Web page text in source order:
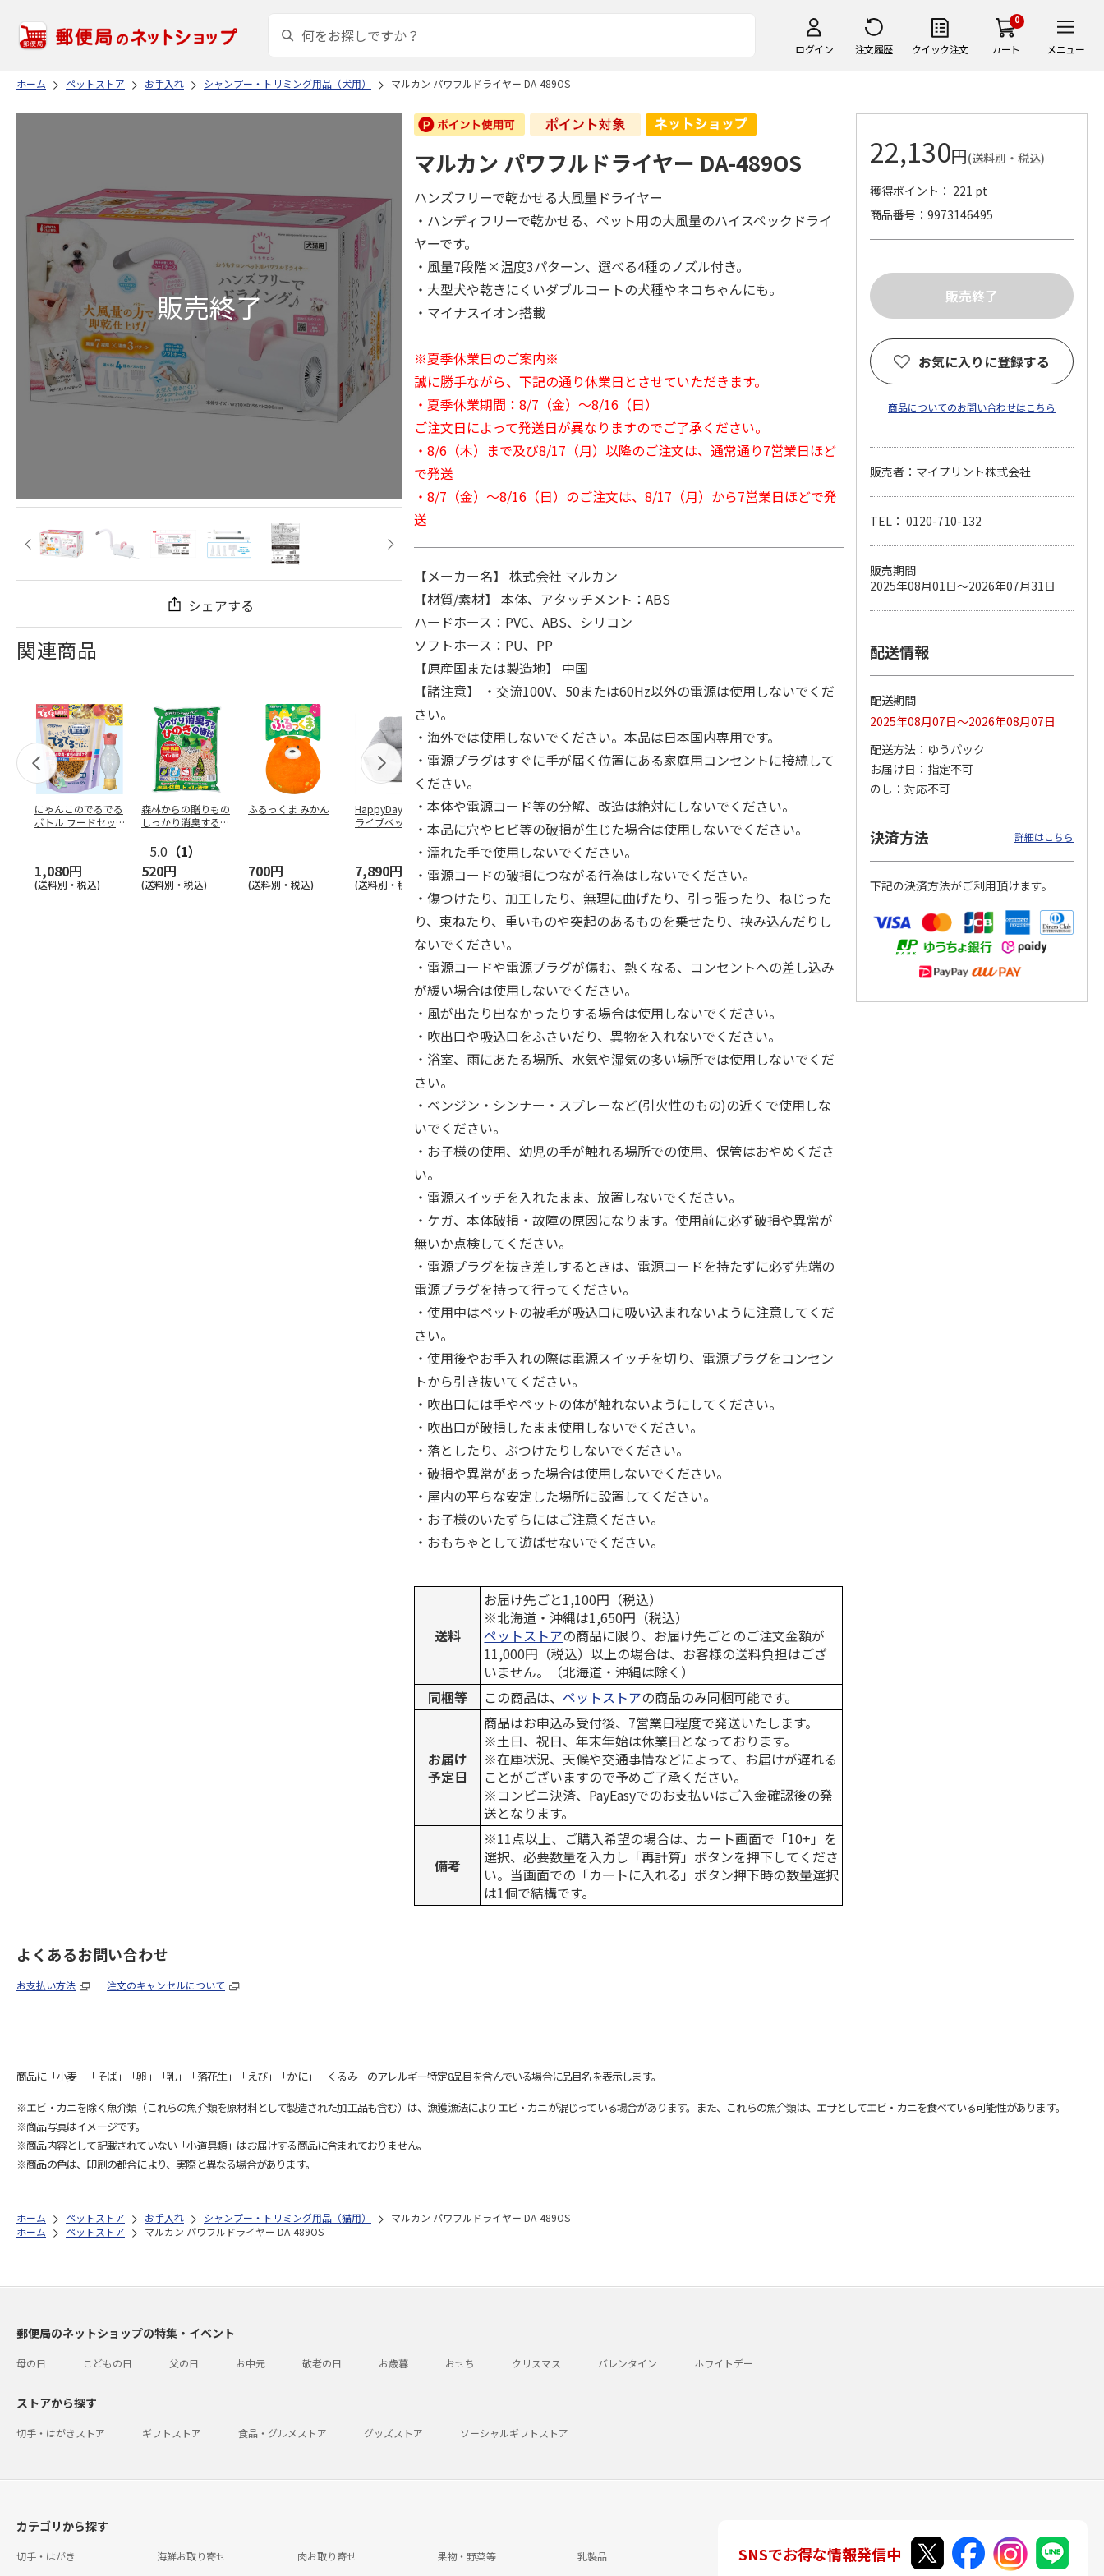
ログイン 注文履歴 クイック注文
0
カート メニュー
ホーム ペットストア お手入れ シャンプー・トリミング用品（犬用） マルカン パワフルドライヤー DA-489OS
シェアする
関連商品
にゃんこのでるでる
ボトル フードセッ
1,080円
(送料別・税込)
森林からの贈りもの
しっかり消臭するひ
5.0 （1）
520円
(送料別・税込)
ふるっくま みかん
700円
(送料別・税込)
HappyDays 2wayド
ライブベッド グレ
7,890円
(送料別・税込)
獣医師開発 ニオイ
をとる砂専用 猫ト
イレ ナチュラルグ
レー
1,550円
(送料別・税込)
デオトイレ 飛び散
らない消臭・抗菌サ
ンド 4L
1,320円
(送料別・税込)
無添加良品 カムカ
ムデンタルコーン
ぐるぐるボーン型 S
470円
(送料別・税込)
銀のスプーン パウ
チ 健康に育つ子ね
こ用 まぐろ・かつ
ローラルの香り
(送料別・税込)
えBOX とりささ…
(送料別・税込)
マルカン パワフルドライヤー DA-489OS
ハンズフリーで乾かせる大風量ドライヤー
・ハンディフリーで乾かせる、ペット用の大風量のハイスペックドライ
ヤーです。
・風量7段階×温度3パターン、選べる4種のノズル付き。
・大型犬や乾きにくいダブルコートの犬種やネコちゃんにも。
・マイナスイオン搭載
※夏季休業日のご案内※
誠に勝手ながら、下記の通り休業日とさせていただきます。
・夏季休業期間：8/7（金）～8/16（日）
ご注文日によって発送日が異なりますのでご了承ください。
・8/6（木）まで及び8/17（月）以降のご注文は、通常通り7営業日ほど
で発送
・8/7（金）～8/16（日）のご注文は、8/17（月）から7営業日ほどで発
送
【メーカー名】 株式会社 マルカン
【材質/素材】 本体、アタッチメント：ABS
ハードホース：PVC、ABS、シリコン
ソフトホース：PU、PP
【原産国または製造地】 中国
【諸注意】 ・交流100V、50または60Hz以外の電源は使用しないでくだ
さい。
・海外では使用しないでください。本品は日本国内専用です。
・電源プラグはすぐに手が届く位置にある家庭用コンセントに接続して
ください。
・本体や電源コード等の分解、改造は絶対にしないでください。
・本品に穴やヒビ等の破損が生じた場合は使用しないでください。
・濡れた手で使用しないでください。
・電源コードの破損につながる行為はしないでください。
・傷つけたり、加工したり、無理に曲げたり、引っ張ったり、ねじった
り、束ねたり、重いものや突起のあるものを乗せたり、挟み込んだりし
ないでください。
・電源コードや電源プラグが傷む、熱くなる、コンセントへの差し込み
が緩い場合は使用しないでください。
・風が出たり出なかったりする場合は使用しないでください。
・吹出口や吸込口をふさいだり、異物を入れないでください。
・浴室、雨にあたる場所、水気や湿気の多い場所では使用しないでくだ
さい。
・ベンジン・シンナー・スプレーなど(引火性のもの)の近くで使用しな
いでください。
・お子様の使用、幼児の手が触れる場所での使用、保管はおやめくださ
い。
・電源スイッチを入れたまま、放置しないでください。
・ケガ、本体破損・故障の原因になります。使用前に必ず破損や異常が
無いか点検してください。
・電源プラグを抜き差しするときは、電源コードを持たずに必ず先端の
電源プラグを持って行ってください。
・使用中はペットの被毛が吸込口に吸い込まれないように注意してくだ
さい。
・使用後やお手入れの際は電源スイッチを切り、電源プラグをコンセン
トから引き抜いてください。
・吹出口には手やペットの体が触れないようにしてください。
・吹出口が破損したまま使用しないでください。
・落としたり、ぶつけたりしないでください。
・破損や異常があった場合は使用しないでください。
・屋内の平らな安定した場所に設置してください。
・お子様のいたずらにはご注意ください。
・おもちゃとして遊ばせないでください。
送料
お届け先ごと1,100円（税込）
※北海道・沖縄は1,650円（税込）
ペットストアの商品に限り、お届け先ごとのご注文金額が
11,000円（税込）以上の場合は、お客様の送料負担はござ
いません。（北海道・沖縄は除く）
同梱等
この商品は、ペットストアの商品のみ同梱可能です。
お届け
予定日
商品はお申込み受付後、7営業日程度で発送いたします。
※土日、祝日、年末年始は休業日となっております。
※在庫状況、天候や交通事情などによって、お届けが遅れる
ことがございますので予めご了承ください。
※コンビニ決済、PayEasyでのお支払いはご入金確認後の発
送となります。
備考
※11点以上、ご購入希望の場合は、カート画面で「10+」を
選択、必要数量を入力し「再計算」ボタンを押下してくださ
い。当画面での「カートに入れる」ボタン押下時の数量選択
は1個で結構です。
22,130円(送料別・税込)
獲得ポイント： 221 pt
商品番号
9973146495
お気に入りに登録する
商品についてのお問い合わせはこちら
販売者：マイプリント株式会社
TEL： 0120-710-132
販売期間
2025年08月01日～2026年07月31日
配送情報
配送期間
2025年08月07日～2026年08月07日
配送方法
ゆうパック
お届け日
指定不可
のし
対応不可
決済方法 詳細はこちら
下記の決済方法がご利用頂けます。
よくあるお問い合わせ
お支払い方法 注文のキャンセルについて
商品に「小麦」「そば」「卵」「乳」「落花生」「えび」「かに」「くるみ」のアレルギー特定8品目を含んでいる場合に品目名を表示します。
※エビ・カニを除く魚介類（これらの魚介類を原材料として製造された加工品も含む）は、漁獲漁法によりエビ・カニが混じっている場合があります。また、これらの魚介類は、エサとしてエビ・カニを食べている可能性があります。
※商品写真はイメージです。
※商品内容として記載されていない「小道具類」はお届けする商品に含まれておりません。
※商品の色は、印刷の都合により、実際と異なる場合があります。
ホーム ペットストア お手入れ シャンプー・トリミング用品（猫用）
マルカン パワフルドライヤー DA-489OS
ホーム
ペットストア マルカン パワフルドライヤー DA-489OS
郵便局のネットショップの特集・イベント
母の日 こどもの日 父の日 お中元 敬老の日 お歳暮 おせち クリスマス バレンタイン ホワイトデー
ストアから探す
切手・はがきストア ギフトストア 食品・グルメストア グッズストア ソーシャルギフトストア
カテゴリから探す
切手・はがき 海鮮お取り寄せ 肉お取り寄せ 果物・野菜等 乳製品 SNSでお得な情報発信中